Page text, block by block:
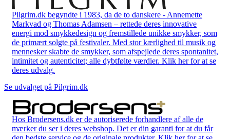
Pilgrim.dk begyndte i 1983, da de to danskere - Annemette
Markvad og Thomas Adamsen – rettede deres innovative
energi mod smykkedesign og fremstillede unikke smykker, som
de primært solgte på festivaler. Med stor kærlighed til musik og
mennesker skabte de smykker, som afspejlede deres spontanitet,
intimitet og autenticitet; alle dybtfølte værdier. Klik her for at se
deres udvalg.
Se udvalget på Pilgrim.dk
Hos Brodersens.dk er de autoriserede forhandlere af alle de
mærker du ser i deres webshop. Det er din garanti for at du får